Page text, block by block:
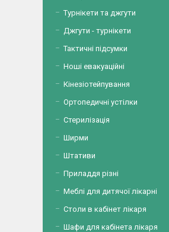
Турнікети та джгути
Джгути - турнікети
Тактичні підсумки
Ноші евакуаційні
Кінезіотейпування
Ортопедичні устілки
Стерилізація
Ширми
Штативи
Приладдя різні
Меблі для дитячої лікарні
Столи в кабінет лікаря
Шафи для кабінета лікаря